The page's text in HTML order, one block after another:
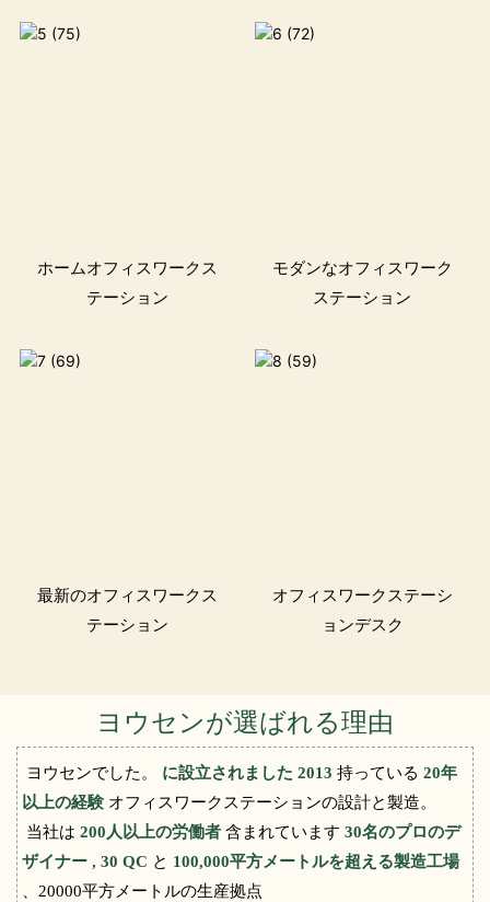
ホームオフィスワークス
テーション
モダンなオフィスワーク
ステーション
最新のオフィスワークス
テーション
オフィスワークステーシ
ョンデスク
ヨウセンが選ばれる理由
ヨウセンでした。 に設立されました 2013持っている20年
以上の経験 オフィスワークステーションの設計と製造。
当社は200人以上の労働者含まれています30名のプロのデ
ザイナー ,30 QC と 100,000平方メートルを超える製造工場
、20000平方メートルの生産拠点